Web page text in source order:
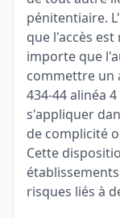
pénitentiaire.
que l'accès
importe que
commettre un
434-44 alinéa
s'appliquer
de complicité
Cette
risques liés à